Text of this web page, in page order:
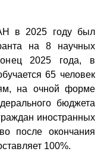
в 2025 году был
на 8 научных
2025 года, в
65 человек
на очной форме
бюджета
иностранных
после окончания
100%.